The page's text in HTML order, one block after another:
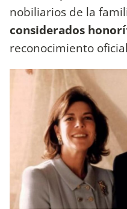
nobiliarios de la
considerados
reconocimiento